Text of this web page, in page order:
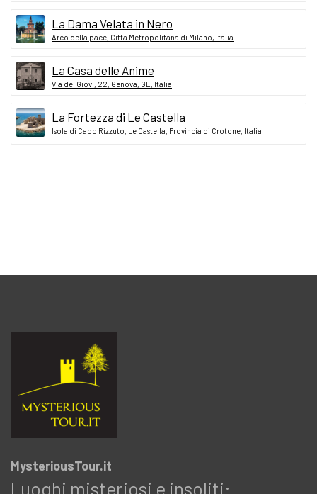
La Dama Velata in Nero
Arco della pace, Città Metropolitana di Milano, Italia
La Casa delle Anime
Via dei Giovi, 22, Genova, GE, Italia
La Fortezza di Le Castella
Isola di Capo Rizzuto, Le Castella, Provincia di Crotone, Italia
MysteriousTour.it
Luoghi misteriosi e insoliti: